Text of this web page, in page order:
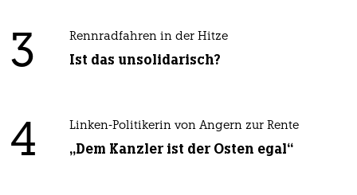
3 Rennradfahren in der Hitze
Ist das unsolidarisch?
4 Linken-Politikerin von Angern zur Rente
„Dem Kanzler ist der Osten egal“